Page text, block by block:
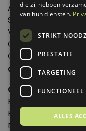
Adverteren
Samenwerken
Verkooppunten
Over Genoeg
Contact
Contactgegevens
Genoeg
Postbus 595 - 3700
Huis ter Heideweg
Nederland
die zij hebben
van hun diensten.
STRIKT
PRESTATIE
TARGETING
FUNCTIONEEL
ALLES